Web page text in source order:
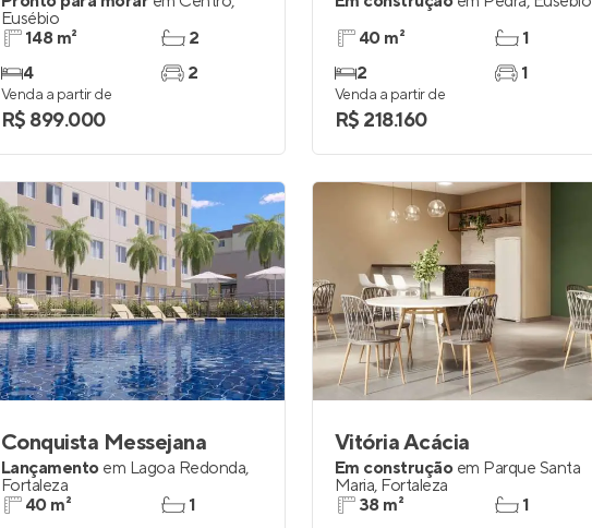
Eusébio
148 m²
4
2
2
Venda a partir de
R$ 899.000
40 m²
2
1
1
Venda a partir de
R$ 218.160
Conquista Messejana
Lançamento em Lagoa Redonda,
Fortaleza
40 m²
1
Vitória Acácia
Em construção em Parque Santa
Maria, Fortaleza
38 m²
1